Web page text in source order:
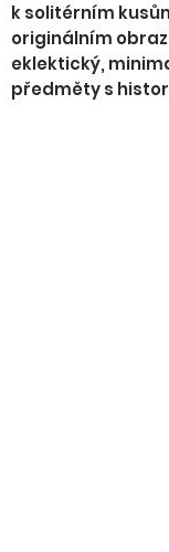
k solitérním
originálním
eklektický,
předměty s